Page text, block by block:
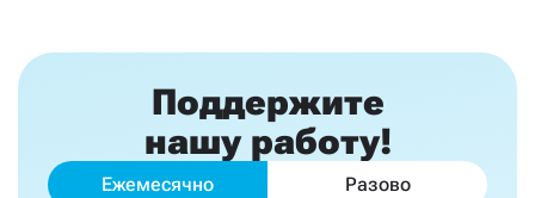
Поддержите
нашу работу!
Ежемесячно Разово